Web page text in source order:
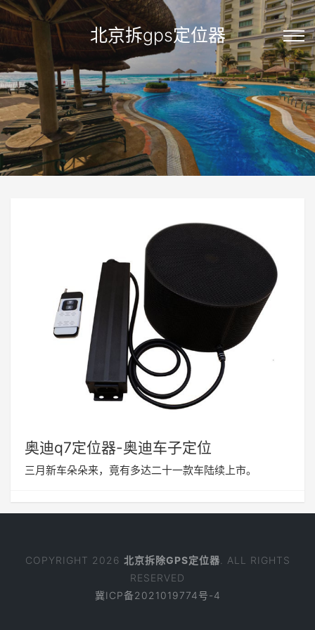
北京拆gps定位器
奥迪q7定位器-奥迪车子定位
三月新车朵朵来，竟有多达二十一款车陆续上市。
COPYRIGHT 2026 北京拆除GPS定位器 . ALL RIGHTS
RESERVED
冀ICP备2021019774号-4